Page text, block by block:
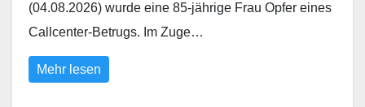
(04.08.2026) wurde eine 85-jährige Frau Opfer eines
Callcenter-Betrugs. Im Zuge…
Mehr lesen